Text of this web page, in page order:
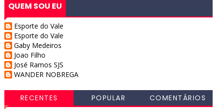
QUEM SOU EU
Esporte do Vale
Esporte do Vale
Gaby Medeiros
Joao Filho
José Ramos SJS
WANDER NOBREGA
RECENTES POPULAR COMENTÁRIOS